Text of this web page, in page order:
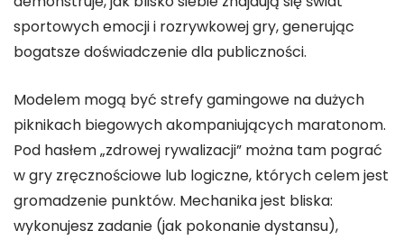
sportowych emocji i rozrywkowej gry, generując
bogatsze doświadczenie dla publiczności.
Modelem mogą być strefy gamingowe na dużych
piknikach biegowych akompaniujących maratonom.
Pod hasłem „zdrowej rywalizacji” można tam pograć
w gry zręcznościowe lub logiczne, których celem jest
gromadzenie punktów. Mechanika jest bliska:
wykonujesz zadanie (jak pokonanie dystansu),